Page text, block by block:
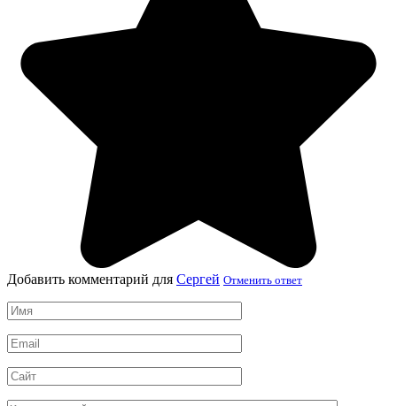
Добавить комментарий для Сергей Отменить ответ
Имя
*
Email
*
Сайт